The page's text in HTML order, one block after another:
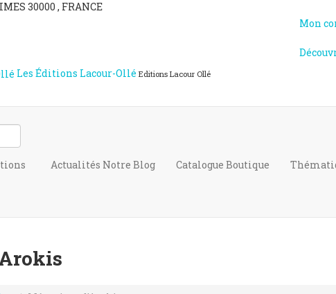
30000 , FRANCE
Mon
Les Éditions Lacour-Ollé Editions Lacour Ollé
Actualités Notre Blog Catalogue Boutique